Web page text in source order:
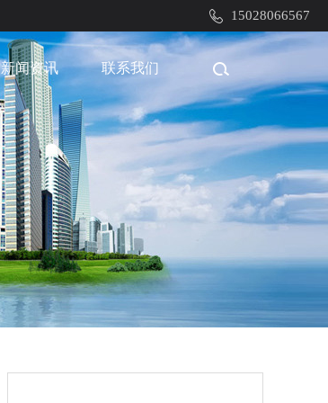
15028066567
新闻资讯 联系我们